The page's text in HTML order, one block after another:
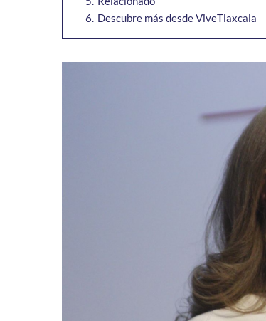
6. Descubre más desde ViveTlaxcala